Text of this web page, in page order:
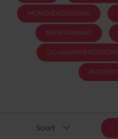
MONDVERZORGING
REISFORMAAT
Soort